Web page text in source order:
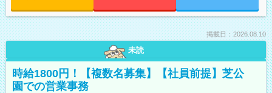
掲載日：2026.08.10
未読
時給1800円！【複数名募集】【社員前提】芝公
園での営業事務